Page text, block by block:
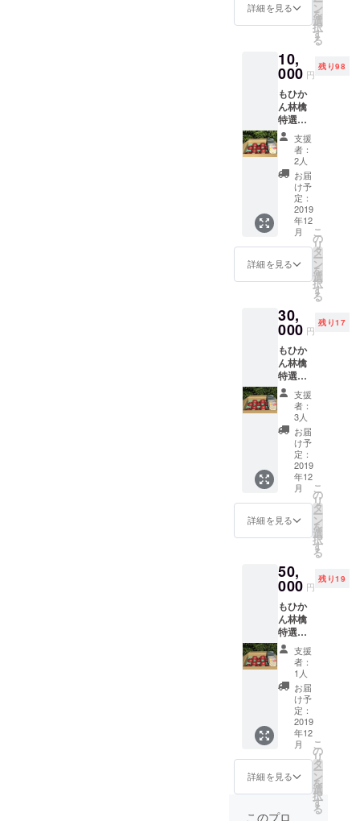
ます
常価格
より
1200円
す。 *発
送前
に、ご
連絡致
しま
す。 *ド
ライ
アップ
ルの賞
味期限
は、製
造より
六ヶ月
となっ
ており
ます。
詳細を見る ン
を
選
択
す
る
10,
000 円
残り98
もひか
ん林檎
特選
サンフ
ジ
10kg（
約28～
個）
ドライ
アップ
ル2袋
（60
ｇ） 通
常価格
より
お得で
す。 *発
送前
に、ご
連絡致
しま
す。 *ド
ライ
アップ
ルの賞
味期限
は、製
造より
六ヶ月
となっ
ており
ます。
支援
者：
2人
お届
け予
定：
2019
年12
月
詳細を見る
こ
の
リ
タ
ー
ン
を
選
択
す
る
30,
000 円
残り17
もひか
ん林檎
特選
サンフ
ジ
3kg（約
9～10
個）ド
ライ
アップ
ル1袋
（30
ｇ） ×
6箱 ま
たは6カ
所（お
贈答品
として
自宅以
外に贈
ること
ができ
ま
す。）
また、
ご自宅
等に定
期配送
するこ
とも可
能で
す。 送
り先・
自宅3カ
支援
者：
3人
お届
け予
定：
2019
年12
月
詳細を見る
こ
の
リ
タ
ー
ン
を
選
択
す
る
50,
000 円
残り19
もひか
ん林檎
特選
サンフ
ジ
10kg（
約28～
36個）
ドライ
アップ
ル2袋
（60
ｇ）
×5箱 ま
たは5カ
所（お
歳暮や
支援
者：
1人
お届
け予
定：
2019
年12
月
詳細を見る
こ
の
リ
タ
ー
ン
を
選
択
す
る
このプロ